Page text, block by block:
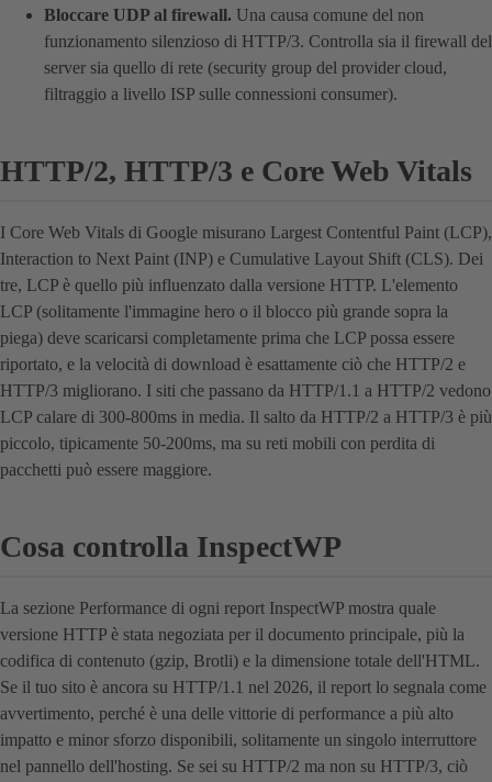
Bloccare UDP al firewall. Una causa comune del non
funzionamento silenzioso di HTTP/3. Controlla sia il firewall del
server sia quello di rete (security group del provider cloud,
filtraggio a livello ISP sulle connessioni consumer).
HTTP/2, HTTP/3 e Core Web Vitals
I Core Web Vitals di Google misurano Largest Contentful Paint (LCP),
Interaction to Next Paint (INP) e Cumulative Layout Shift (CLS). Dei
tre, LCP è quello più influenzato dalla versione HTTP. L'elemento
LCP (solitamente l'immagine hero o il blocco più grande sopra la
piega) deve scaricarsi completamente prima che LCP possa essere
riportato, e la velocità di download è esattamente ciò che HTTP/2 e
HTTP/3 migliorano. I siti che passano da HTTP/1.1 a HTTP/2 vedono
LCP calare di 300-800ms in media. Il salto da HTTP/2 a HTTP/3 è più
piccolo, tipicamente 50-200ms, ma su reti mobili con perdita di
pacchetti può essere maggiore.
Cosa controlla InspectWP
La sezione Performance di ogni report InspectWP mostra quale
versione HTTP è stata negoziata per il documento principale, più la
codifica di contenuto (gzip, Brotli) e la dimensione totale dell'HTML.
Se il tuo sito è ancora su HTTP/1.1 nel 2026, il report lo segnala come
avvertimento, perché è una delle vittorie di performance a più alto
impatto e minor sforzo disponibili, solitamente un singolo interruttore
nel pannello dell'hosting. Se sei su HTTP/2 ma non su HTTP/3, ciò